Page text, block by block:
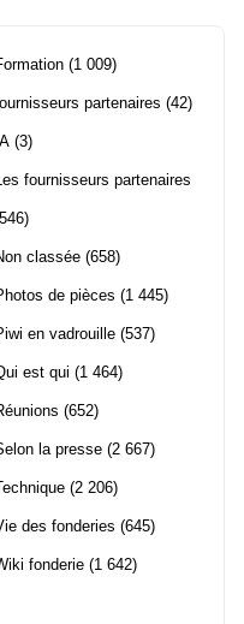
(1 009)
partenaires (42)
(3)
fournisseurs partenaires
classée (658)
de pièces (1 445)
en vadrouille (537)
est qui (1 464)
(652)
la presse (2 667)
(2 206)
des fonderies (645)
fonderie (1 642)